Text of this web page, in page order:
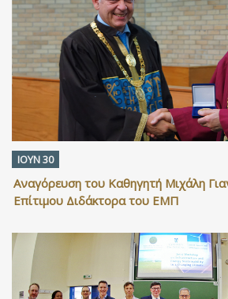
ΙΟΥΝ 30
Αναγόρευση του Καθηγητή Μιχάλη
Επίτιμου Διδάκτορα του ΕΜΠ